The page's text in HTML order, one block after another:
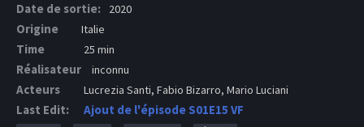
Date de sortie: 2020
Origine Italie
Time 25 min
Réalisateur inconnu
Acteurs Lucrezia Santi, Fabio Bizarro, Mario Luciani
Last Edit: Ajout de l'épisode S01E15 VF